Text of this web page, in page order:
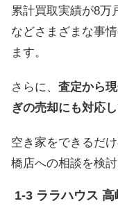
累計買取実績が8万
などさまざまな事
ます。
さらに、 査定から
ぎの売却にも対応し
空き家をできるだ
橋店への相談を検
ララハウス 高